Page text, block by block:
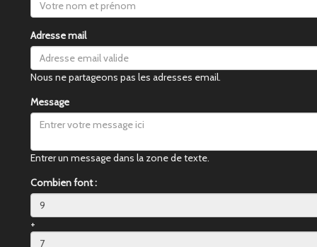
Adresse mail
Nous ne partageons pas les adresses email.
Message
Entrer un message dans la zone de texte.
Combien font :
+